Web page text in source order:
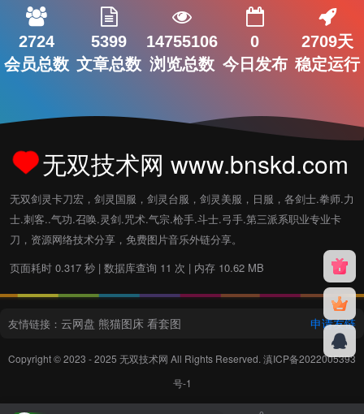
2724
会员总数
5399
文章总数
14755106
浏览总数
0
今日发布
2709天
稳定运行
无双技术网 www.bnskd.com
无双剑灵卡刀宏，剑灵国服，剑灵台服，剑灵美服，日服，各剑士.拳师.力
士.刺客..气功.召唤.灵剑.咒术.气宗.枪手.斗士.弓手.第三派系职业专业卡
刀，资源网络技术分享，免费图片音乐外链分享。
页面耗时 0.317 秒 | 数据库查询 11 次 | 内存 10.62 MB
友情链接： 云网盘 熊猫图床 看套图 申请友链
Copyright © 2023 - 2025 无双技术网 All Rights Reserved. 滇ICP备2022005393
号-1